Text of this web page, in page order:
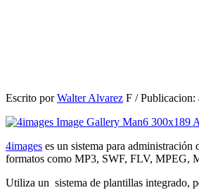
Escrito porWalter Alvarez F / Publicacion:
4images es un sistema para
formatos como MP3, SWF, FLV, MPEG,
Utiliza un sistema de plantillas integrado,